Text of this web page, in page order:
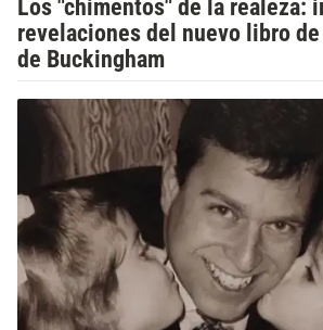
Los "chimentos" de la realeza:
revelaciones del nuevo libro
de Buckingham